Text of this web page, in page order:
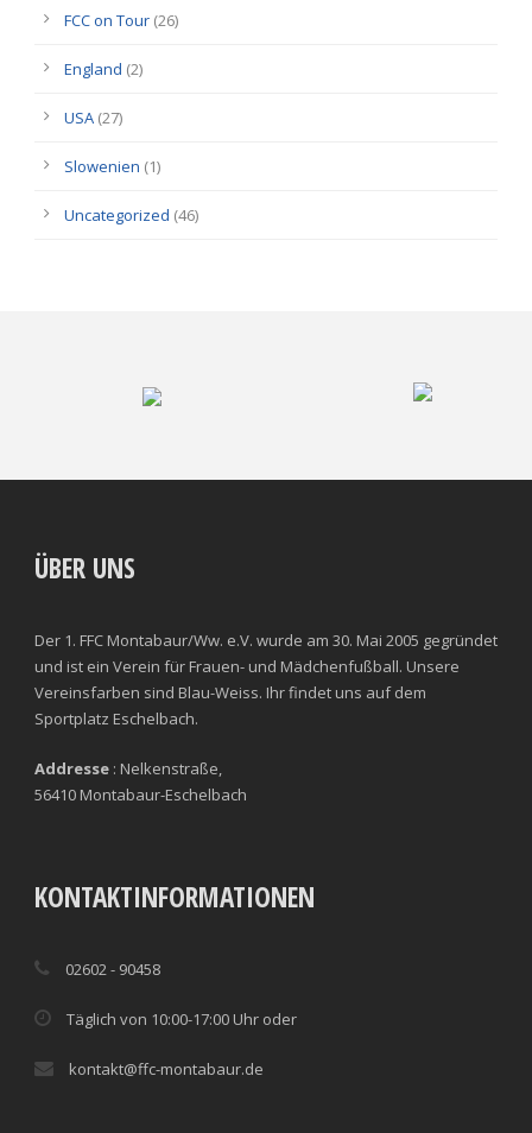
FCC on Tour (26)
England (2)
USA (27)
Slowenien (1)
Uncategorized (46)
ÜBER UNS
Der 1. FFC Montabaur/Ww. e.V. wurde am 30. Mai 2005 gegründet
und ist ein Verein für Frauen- und Mädchenfußball. Unsere
Vereinsfarben sind Blau-Weiss. Ihr findet uns auf dem
Sportplatz Eschelbach.
Addresse : Nelkenstraße,
56410 Montabaur-Eschelbach
KONTAKTINFORMATIONEN
02602 - 90458
Täglich von 10:00-17:00 Uhr oder
kontakt@ffc-montabaur.de